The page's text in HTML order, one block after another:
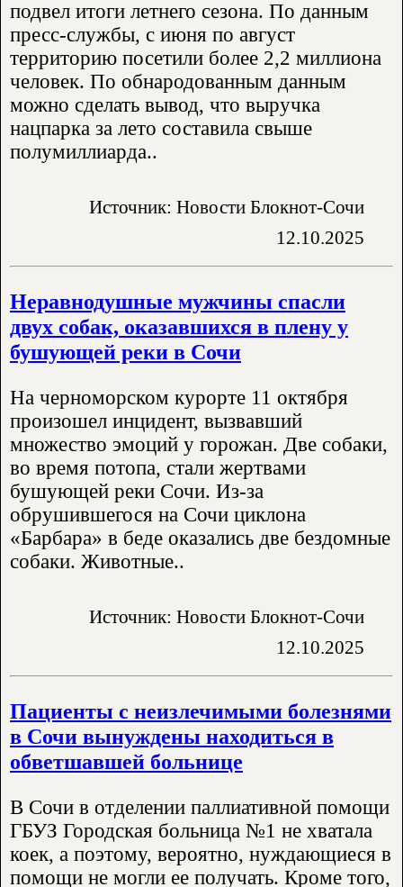
подвел итоги летнего сезона. По данным
пресс-службы, с июня по август
территорию посетили более 2,2 миллиона
человек. По обнародованным данным
можно сделать вывод, что выручка
нацпарка за лето составила свыше
полумиллиарда..
Источник: Новости Блокнот-Сочи
12.10.2025
Неравнодушные мужчины спасли
двух собак, оказавшихся в плену у
бушующей реки в Сочи
На черноморском курорте 11 октября
произошел инцидент, вызвавший
множество эмоций у горожан. Две собаки,
во время потопа, стали жертвами
бушующей реки Сочи. Из-за
обрушившегося на Сочи циклона
«Барбара» в беде оказались две бездомные
собаки. Животные..
Источник: Новости Блокнот-Сочи
12.10.2025
Пациенты с неизлечимыми болезнями
в Сочи вынуждены находиться в
обветшавшей больнице
В Сочи в отделении паллиативной помощи
ГБУЗ Городская больница №1 не хватала
коек, а поэтому, вероятно, нуждающиеся в
помощи не могли ее получать. Кроме того,